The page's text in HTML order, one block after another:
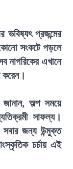
প্রজন্মের
সংকটে পড়লে
নাগরিকের এখানে
করেন।
অল্প সময়ে
সাফল্য।
সবার জন্য উন্মুক্ত
চর্চায় এই